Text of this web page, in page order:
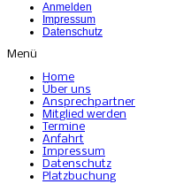
Anmelden
Impressum
Datenschutz
Menü
Home
Über uns
Ansprechpartner
Mitglied werden
Termine
Anfahrt
Impressum
Datenschutz
Platzbuchung